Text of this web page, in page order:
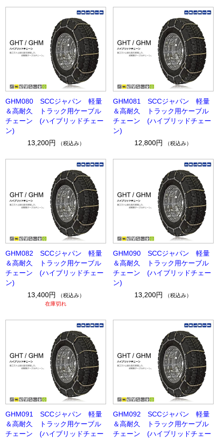
GHM080 SCCジャパン 軽量
＆高耐久 トラック用ケーブル
チェーン (ハイブリッドチェー
ン)
13,200円
（税込み）
GHM081 SCCジャパン 軽量
＆高耐久 トラック用ケーブル
チェーン (ハイブリッドチェー
ン)
12,800円
（税込み）
GHM082 SCCジャパン 軽量
＆高耐久 トラック用ケーブル
チェーン (ハイブリッドチェー
ン)
13,400円
（税込み）
在庫切れ
GHM090 SCCジャパン 軽量
＆高耐久 トラック用ケーブル
チェーン (ハイブリッドチェー
ン)
13,200円
（税込み）
GHM091 SCCジャパン 軽量
＆高耐久 トラック用ケーブル
チェーン (ハイブリッドチェー
GHM092 SCCジャパン 軽量
＆高耐久 トラック用ケーブル
チェーン (ハイブリッドチェー